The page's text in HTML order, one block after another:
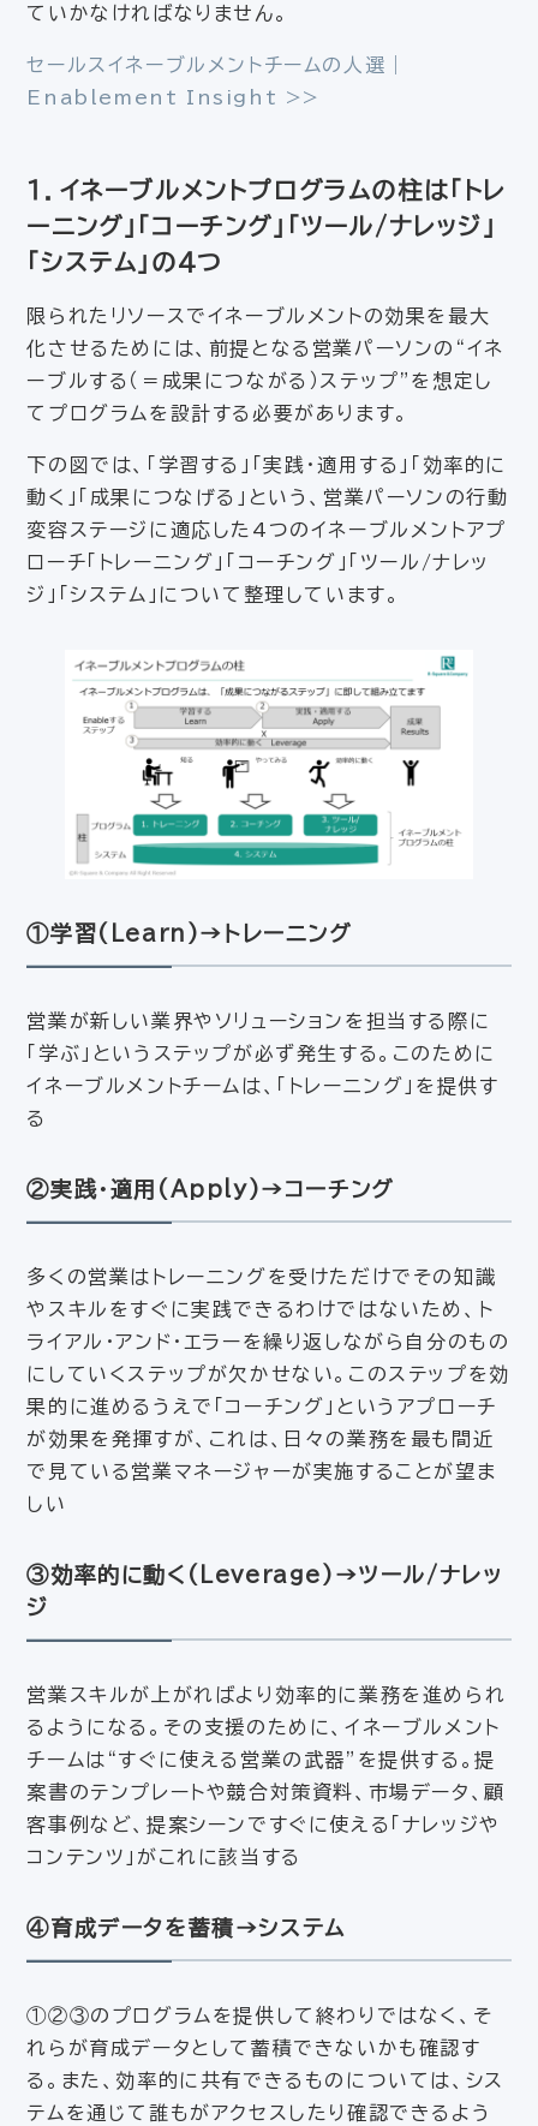
ていかなければなりません。
セールスイネーブルメントチームの人選｜
Enablement Insight >>
１．イネーブルメントプログラムの柱は「トレ
ーニング」「コーチング」「ツール/ナレッジ」
「システム」の4つ
限られたリソースでイネーブルメントの効果を最大
化させるためには、前提となる営業パーソンの“イネ
ーブルする（＝成果につながる）ステップ”を想定し
てプログラムを設計する必要があります。
下の図では、「学習する」「実践・適用する」「効率的に
動く」「成果につなげる」という、営業パーソンの行動
変容ステージに適応した4つのイネーブルメントアプ
ローチ「トレーニング」「コーチング」「ツール/ナレッ
ジ」「システム」について整理しています。
①学習(Learn)→トレーニング
営業が新しい業界やソリューションを担当する際に
「学ぶ」というステップが必ず発生する。このために
イネーブルメントチームは、「トレーニング」を提供す
る
②実践・適用(Apply)→コーチング
多くの営業はトレーニングを受けただけでその知識
やスキルをすぐに実践できるわけではないため、ト
ライアル・アンド・エラーを繰り返しながら自分のもの
にしていくステップが欠かせない。このステップを効
果的に進めるうえで「コーチング」というアプローチ
が効果を発揮すが、これは、日々の業務を最も間近
で見ている営業マネージャーが実施することが望ま
しい
③効率的に動く(Leverage)→ツール/ナレッ
ジ
営業スキルが上がればより効率的に業務を進められ
るようになる。その支援のために、イネーブルメント
チームは“すぐに使える営業の武器”を提供する。提
案書のテンプレートや競合対策資料、市場データ、顧
客事例など、提案シーンですぐに使える「ナレッジや
コンテンツ」がこれに該当する
④育成データを蓄積→システム
①②③のプログラムを提供して終わりではなく、そ
れらが育成データとして蓄積できないかも確認す
る。また、効率的に共有できるものについては、シス
テムを通じて誰もがアクセスしたり確認できるよう